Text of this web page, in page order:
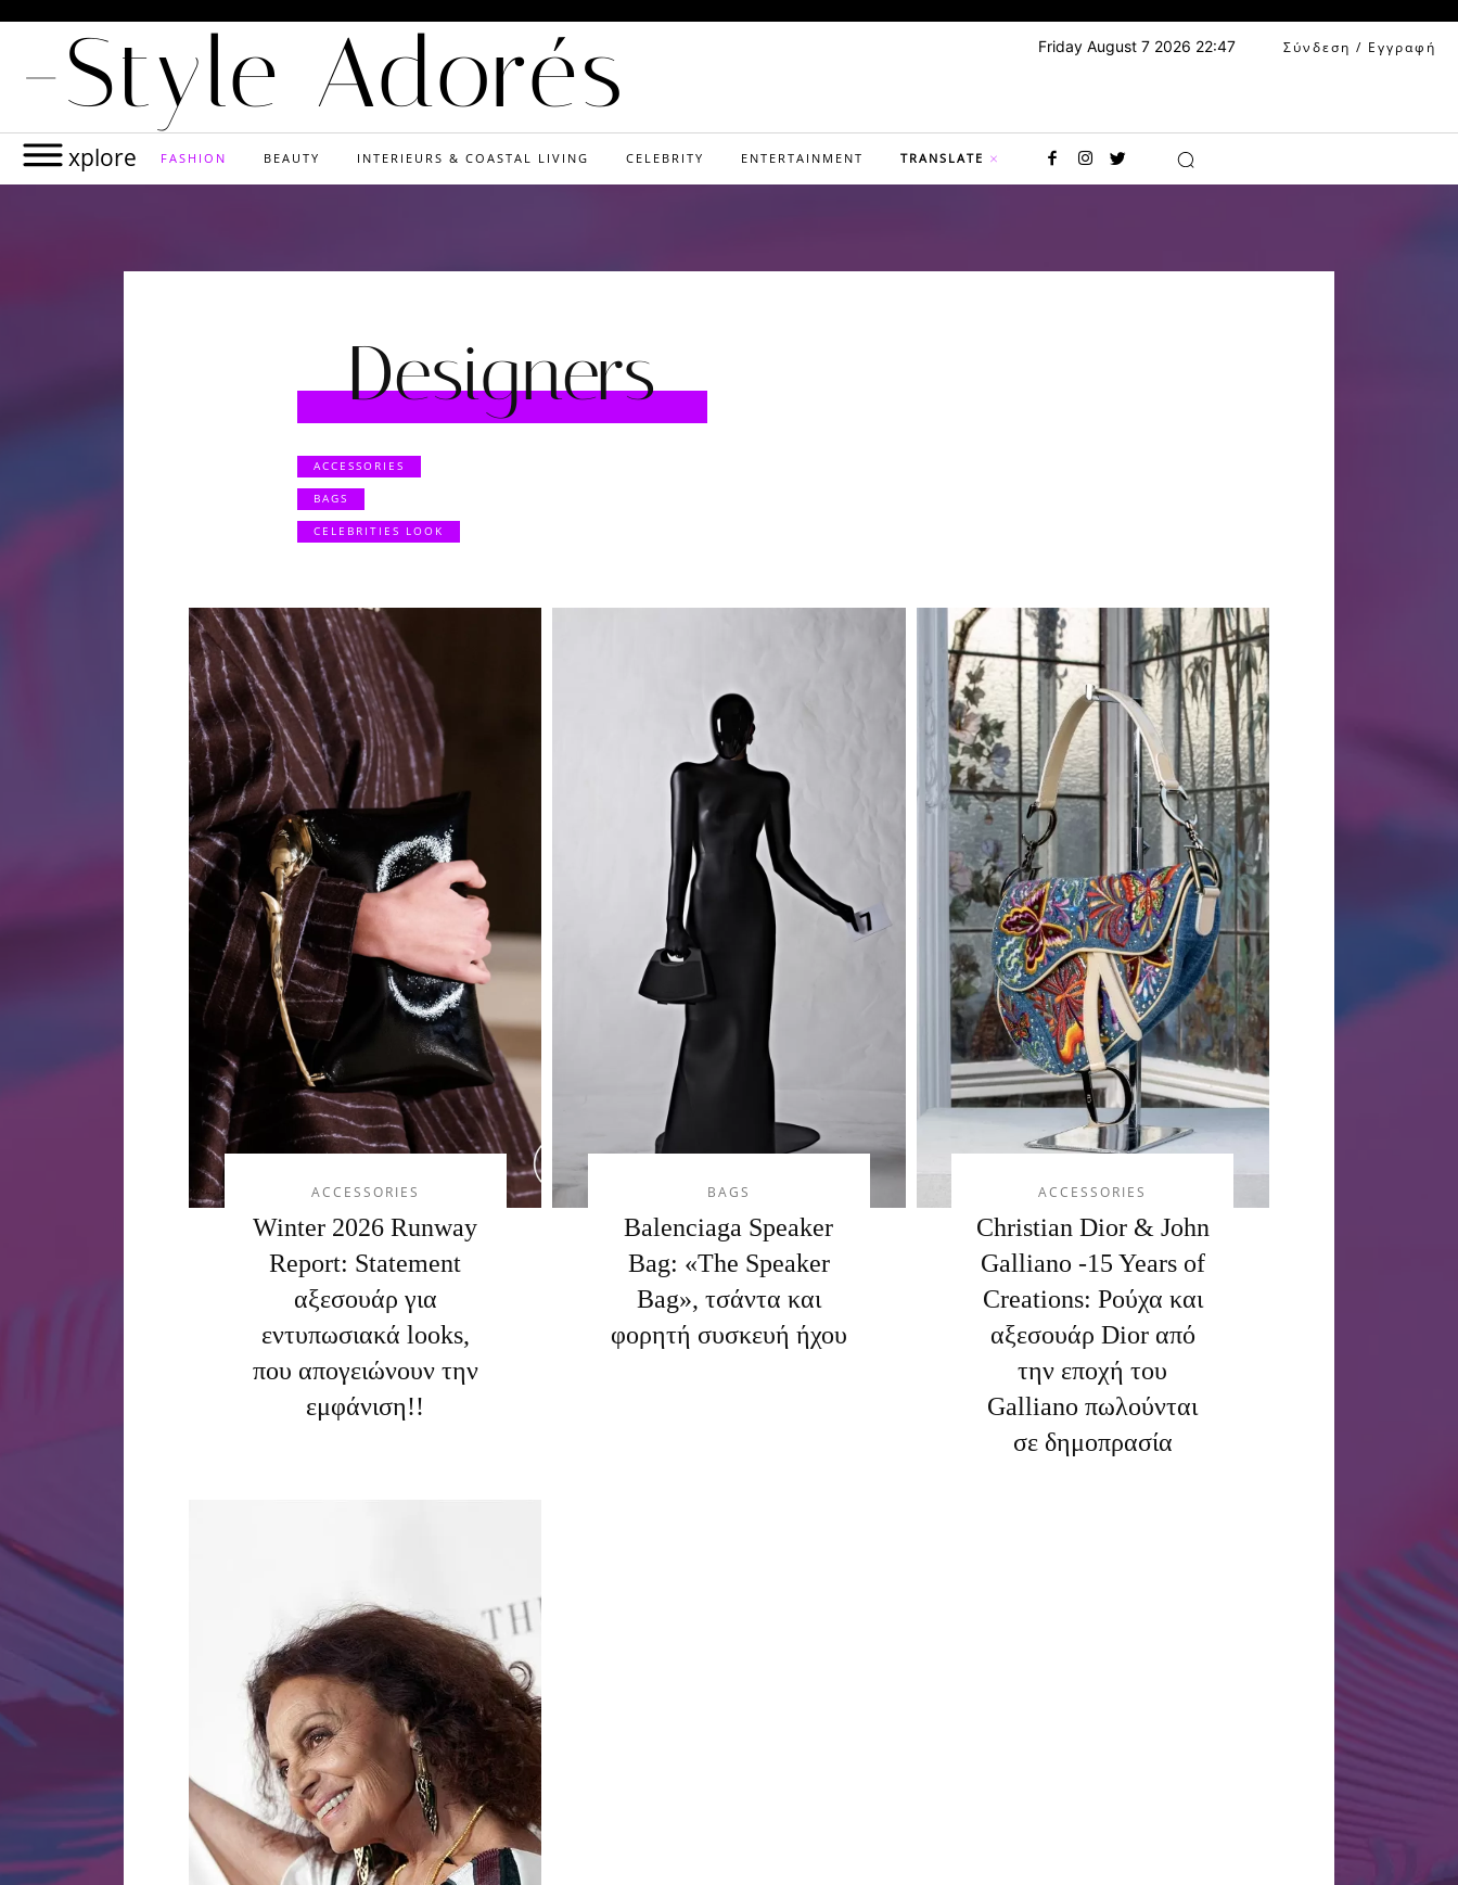
Friday August 7 2026 22:47 Σύνδεση / Εγγραφή
-Style Adorés
xplore FASHION BEAUTY INTERIEURS & COASTAL LIVING CELEBRITY ENTERTAINMENT TRANSLATE
Designers
ACCESSORIES
BAGS
CELEBRITIES LOOK
ACCESSORIES
Winter 2026 Runway
Report: Statement
αξεσουάρ για
εντυπωσιακά looks,
που απογειώνουν την
εμφάνιση!!
BAGS
Balenciaga Speaker
Bag: «The Speaker
Bag», τσάντα και
φορητή συσκευή ήχου
ACCESSORIES
Christian Dior & John
Galliano -15 Years of
Creations: Ρούχα και
αξεσουάρ Dior από
την εποχή του
Galliano πωλούνται
σε δημοπρασία